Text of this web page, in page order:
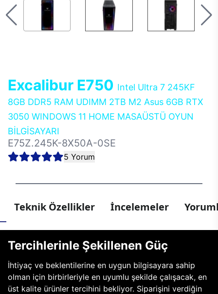
Excalibur E750 Intel Ultra 7 245KF
8GB DDR5 RAM UDIMM 2TB M2 Asus 6GB RTX
3050 WINDOWS 11 HOME MASAÜSTÜ OYUN
BİLGİSAYARI
E75Z.245K-8X50A-0SE
5 Yorum
Teknik Özellikler İncelemeler
Tercihlerinle Şekillenen Güç
İhtiyaç ve beklentilerine en uygun bilgisayara sahip
olman için birbirleriyle en uyumlu şekilde çalışacak, en
üst kalite ürünler tercihini bekliyor. Siparişini verdiğin